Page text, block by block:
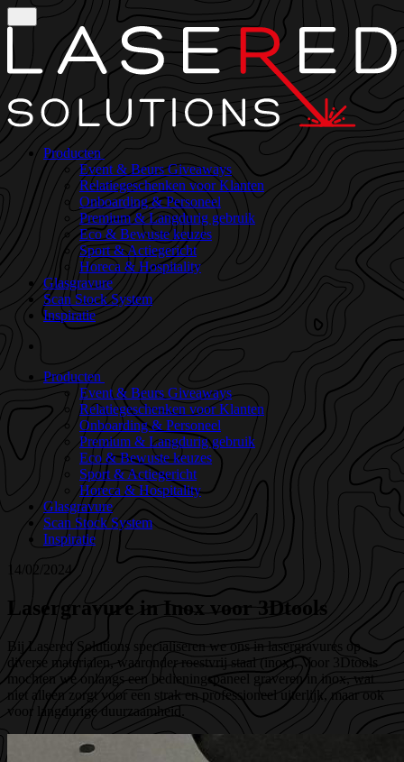
Producten
Event & Beurs Giveaways
Relatiegeschenken voor Klanten
Onboarding & Personeel
Premium & Langdurig gebruik
Eco & Bewuste keuzes
Sport & Actiegericht
Horeca & Hospitality
Glasgravure
Scan Stock System
Inspiratie
Producten
Event & Beurs Giveaways
Relatiegeschenken voor Klanten
Onboarding & Personeel
Premium & Langdurig gebruik
Eco & Bewuste keuzes
Sport & Actiegericht
Horeca & Hospitality
Glasgravure
Scan Stock System
Inspiratie
14/02/2024
Lasergravure in Inox voor 3Dtools
Bij Lasered Solutions specialiseren we ons in lasergravures op
diverse materialen, waaronder roestvrij staal (inox). Voor 3Dtools
mochten we onlangs een bedieningspaneel graveren in inox, wat
niet alleen zorgt voor een strak en professioneel uiterlijk, maar ook
voor langdurige duurzaamheid.